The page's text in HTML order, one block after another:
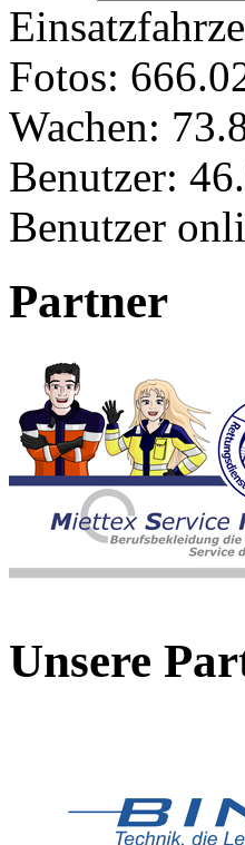
Fotos:
Wachen:
Benutzer:
Benutzer
Partner
Unsere